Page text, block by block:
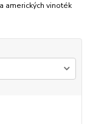
amerických vinoték